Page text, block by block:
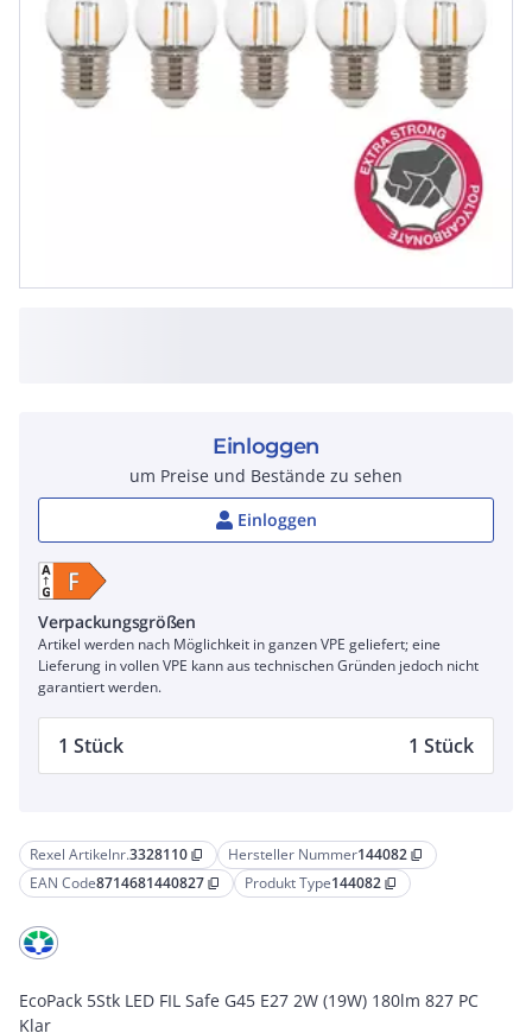
Rexel Artikelnr.3328110 content_copy Hersteller Nummer144082 content_copy
EAN Code8714681440827 content_copy Produkt Type144082 content_copy
EcoPack 5Stk LED FIL Safe G45 E27 2W (19W) 180lm 827 PC
Klar
Einloggen
um Preise und Bestände zu sehen
Einloggen
Verpackungsgrößen
Artikel werden nach Möglichkeit in ganzen VPE geliefert; eine
Lieferung in vollen VPE kann aus technischen Gründen jedoch nicht
garantiert werden.
1 Stück 1 Stück